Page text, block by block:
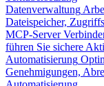
Datenverwaltung
Dateispeicher,
MCP-Server
führen Sie sichere
Automatisierung
Genehmigungen,